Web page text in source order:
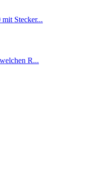
Stecker...
R...